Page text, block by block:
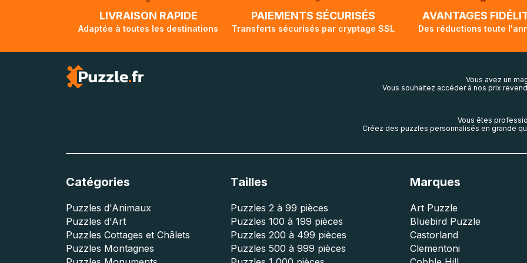
lorsque votre colis aura touché terre.
LIVRAISON RAPIDE
Adaptée à toutes les destinations
PAIEMENTS SÉCURISÉS
Transferts sécurisés par cryptage SSL
AVANTAGES
Des réductions toute
Vous avez un
Vous souhaitez accéder à nos prix
Vous êtes
Créez des puzzles personnalisés en grande
Catégories
Puzzles d'Animaux
Puzzles d'Art
Puzzles Cottages et Châlets
Puzzles Montagnes
Tailles
Puzzles 2 à 99 pièces
Puzzles 100 à 199 pièces
Puzzles 200 à 499 pièces
Puzzles 500 à 999 pièces
Marques
Art Puzzle
Bluebird Puzzle
Castorland
Clementoni